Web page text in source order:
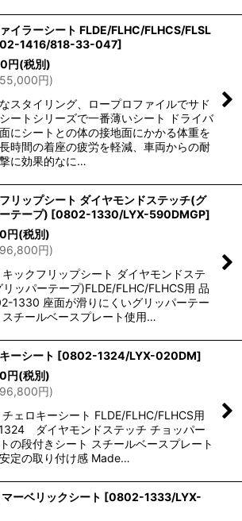
イラーシート FLDE/FLHC/FLHCS/FLSL
1416/818-33-047]
円(税別)
55,000円)
スタイリング、ロープロファイルでサド
ートシリーズで一番薄いシート ドライバ
にシートとの体の接地面にかかる体重を
時間の着座の疲労を軽減、車両からの耐
に効果的なに…
リップシート ダイヤモンドステッチ(グ
テープ) [0802-1330/LYX-590DMGP]
円(税別)
96,800円)
キックフリップシート ダイヤモンドステ
リッパーテープ)FLDE/FLHC/FLHCS用 品
1330 座面が滑りにくいグリッパーテー
スチールベースプレート使用…
ーシート [0802-1324/LYX-020DM]
円(税別)
96,800円)
ェロキーシート FLDE/FLHC/FLHCS用
ダイヤモンドステッチ チョッパー
の段付きシート スチールベースプレート
定の取り付け感 Made…
ーベリックシート [0802-1333/LYX-